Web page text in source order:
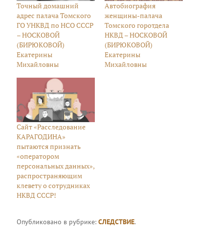
Точный домашний
адрес палача Томского
ГО УНКВД по НСО СССР
– НОСКОВОЙ
(БИРЮКОВОЙ)
Екатерины
Михайловны
Автобиография
женщины-палача
Томского горотдела
НКВД – НОСКОВОЙ
(БИРЮКОВОЙ)
Екатерины
Михайловны
Сайт «Расследование
КАРАГОДИНА»
пытаются признать
«оператором
персональных данных»,
распространяющим
клевету о сотрудниках
НКВД СССР!
Опубликовано в рубрике:СЛЕДСТВИЕ.